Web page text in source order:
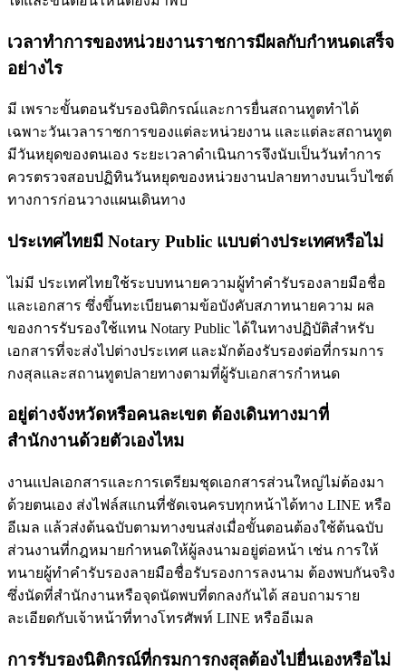
เวลาทำการของหน่วยงานราชการมีผลกับกำหนดเสร็จ
อย่างไร
มี เพราะขั้นตอนรับรองนิติกรณ์และการยื่นสถานทูตทำได้
เฉพาะวันเวลาราชการของแต่ละหน่วยงาน และแต่ละสถานทูต
มีวันหยุดของตนเอง ระยะเวลาดำเนินการจึงนับเป็นวันทำการ
ควรตรวจสอบปฏิทินวันหยุดของหน่วยงานปลายทางบนเว็บไซต์
ทางการก่อนวางแผนเดินทาง
ประเทศไทยมี Notary Public แบบต่างประเทศหรือไม่
ไม่มี ประเทศไทยใช้ระบบทนายความผู้ทำคำรับรองลายมือชื่อ
และเอกสาร ซึ่งขึ้นทะเบียนตามข้อบังคับสภาทนายความ ผล
ของการรับรองใช้แทน Notary Public ได้ในทางปฏิบัติสำหรับ
เอกสารที่จะส่งไปต่างประเทศ และมักต้องรับรองต่อที่กรมการ
กงสุลและสถานทูตปลายทางตามที่ผู้รับเอกสารกำหนด
อยู่ต่างจังหวัดหรือคนละเขต ต้องเดินทางมาที่
สำนักงานด้วยตัวเองไหม
งานแปลเอกสารและการเตรียมชุดเอกสารส่วนใหญ่ไม่ต้องมา
ด้วยตนเอง ส่งไฟล์สแกนที่ชัดเจนครบทุกหน้าได้ทาง LINE หรือ
อีเมล แล้วส่งต้นฉบับตามทางขนส่งเมื่อขั้นตอนต้องใช้ต้นฉบับ
ส่วนงานที่กฎหมายกำหนดให้ผู้ลงนามอยู่ต่อหน้า เช่น การให้
ทนายผู้ทำคำรับรองลายมือชื่อรับรองการลงนาม ต้องพบกันจริง
ซึ่งนัดที่สำนักงานหรือจุดนัดพบที่ตกลงกันได้ สอบถามราย
ละเอียดกับเจ้าหน้าที่ทางโทรศัพท์ LINE หรืออีเมล
การรับรองนิติกรณ์ที่กรมการกงสุลต้องไปยื่นเองหรือไม่